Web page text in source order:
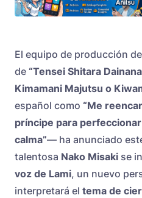
El equipo de producción
de “Tensei Shitara
Kimamani Majutsu o
español como “Me
príncipe para
calma”— ha anunciado
talentosa Nako Misaki se
voz de Lami, un nuevo
interpretará el tema de